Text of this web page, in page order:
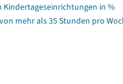
in %
mehr als 35 Stunden pro